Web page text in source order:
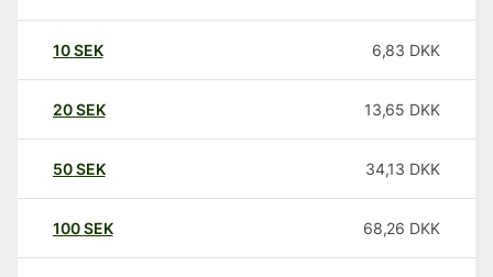
10SEK 6,83 DKK
20SEK 13,65 DKK
50SEK 34,13 DKK
100SEK 68,26 DKK